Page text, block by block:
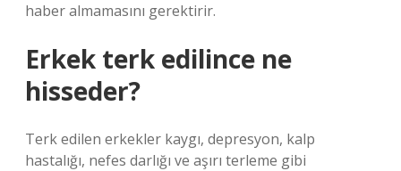
haber almamasını gerektirir.
Erkek terk edilince ne
hisseder?
Terk edilen erkekler kaygı, depresyon, kalp
hastalığı, nefes darlığı ve aşırı terleme gibi